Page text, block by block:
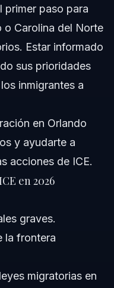
primer paso para
o Carolina del Norte
Estar informado
sus prioridades
inmigrantes a
en Orlando
y ayudarte a
acciones de ICE.
en 2026
graves.
la frontera
migratorias en